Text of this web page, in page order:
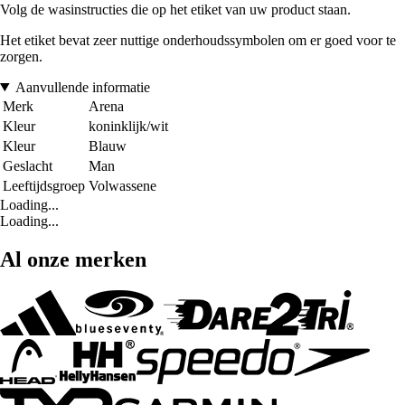
Volg de wasinstructies die op het etiket van uw product staan.
Het etiket bevat zeer nuttige onderhoudssymbolen om er goed voor te
zorgen.
Aanvullende informatie
Merk
Arena
Kleur
koninklijk/wit
Kleur
Blauw
Geslacht
Man
Leeftijdsgroep Volwassene
Loading...
Loading...
Al onze merken